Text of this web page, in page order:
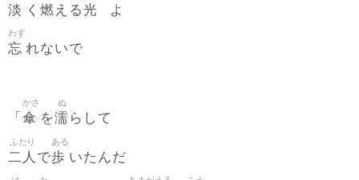
淡 く 燃 える光 よ
忘
わす
れないで
「 傘
かさ
を濡
ぬ
らして
二人
ふたり
で歩
ある
いたんだ